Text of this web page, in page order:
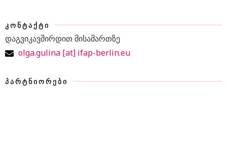
ᲙᲝᲜᲢᲐᲥᲢᲘ
დაგვიკავშირდით მისამართზე
olga.gulina [at] ifap-berlin.eu
ᲞᲐᲠᲢᲜᲘᲝᲠᲔᲑᲘ